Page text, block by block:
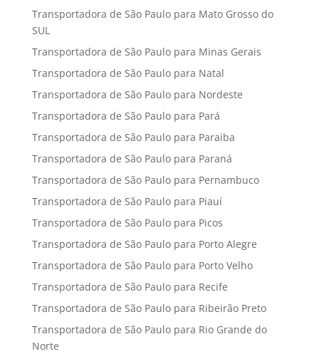
Transportadora de São Paulo para Mato Grosso do
SUL
Transportadora de São Paulo para Minas Gerais
Transportadora de São Paulo para Natal
Transportadora de São Paulo para Nordeste
Transportadora de São Paulo para Pará
Transportadora de São Paulo para Paraiba
Transportadora de São Paulo para Paraná
Transportadora de São Paulo para Pernambuco
Transportadora de São Paulo para Piauí
Transportadora de São Paulo para Picos
Transportadora de São Paulo para Porto Alegre
Transportadora de São Paulo para Porto Velho
Transportadora de São Paulo para Recife
Transportadora de São Paulo para Ribeirão Preto
Transportadora de São Paulo para Rio Grande do
Norte